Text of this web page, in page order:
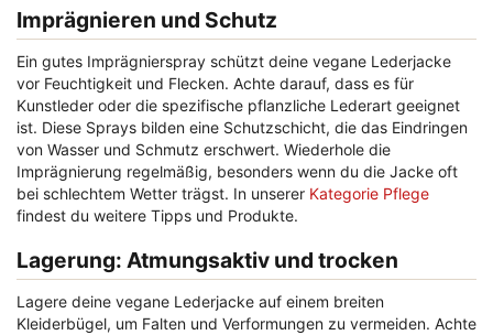
Imprägnieren und Schutz
Ein gutes Imprägnierspray schützt deine vegane Lederjacke
vor Feuchtigkeit und Flecken. Achte darauf, dass es für
Kunstleder oder die spezifische pflanzliche Lederart geeignet
ist. Diese Sprays bilden eine Schutzschicht, die das Eindringen
von Wasser und Schmutz erschwert. Wiederhole die
Imprägnierung regelmäßig, besonders wenn du die Jacke oft
bei schlechtem Wetter trägst. In unserer Kategorie Pflege
findest du weitere Tipps und Produkte.
Lagerung: Atmungsaktiv und trocken
Lagere deine vegane Lederjacke auf einem breiten
Kleiderbügel, um Falten und Verformungen zu vermeiden. Achte